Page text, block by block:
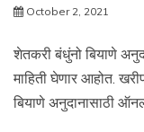
October 2, 2021
शेतकरी बंधुंनो बियाणे
माहिती घेणार आहोत.
बियाणे अनुदानासाठी